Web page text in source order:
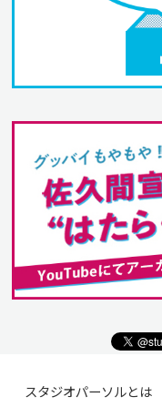
スタジオパーソルとは